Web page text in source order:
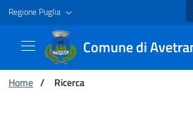
Regione Puglia
Comune di
Ti trovi in:
Home / Ricerca